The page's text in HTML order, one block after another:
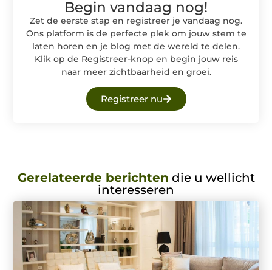
Begin vandaag nog!
Zet de eerste stap en registreer je vandaag nog.
Ons platform is de perfecte plek om jouw stem te
laten horen en je blog met de wereld te delen.
Klik op de Registreer-knop en begin jouw reis
naar meer zichtbaarheid en groei.
Registreer nu
Gerelateerde berichten die u wellicht
interesseren